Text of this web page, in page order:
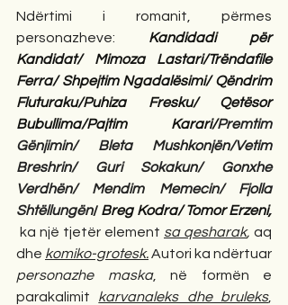
Ndërtimi i romanit, përmes
personazheve: Kandidadi për
Kandidat/ Mimoza Lastari/Trëndafile
Ferra/ Shpejtim Ngadalësimi/ Qëndrim
Fluturaku/Puhiza Fresku/ Qetësor
Bubullima/Pajtim Karari/Premtim
Gënjimin/
Bleta Mushkonjën/Vetim
Breshrin/ Guri Sokakun/ Gonxhe
Verdhën/ Mendim Memecin/ Fjolla
Shtëllungën/ Breg Kodra/
ka një tjetër element sa qesharak, aq
dhe komiko-grotesk.
personazhe maska, në formën e
parakalimit karvanaleks dhe bruleks,